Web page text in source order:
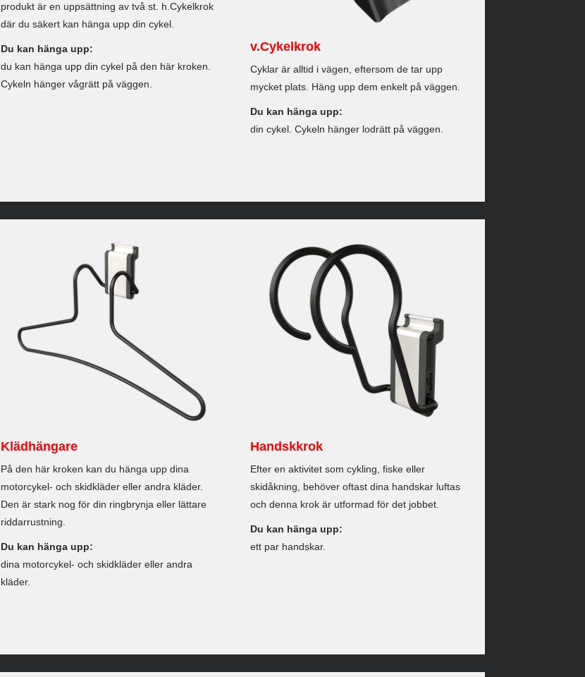
produkt är en uppsättning av två st. h.Cykelkrok
där du säkert kan hänga upp din cykel.
Du kan hänga upp:
du kan hänga upp din cykel på den här kroken.
Cykeln hänger vågrätt på väggen.
v.Cykelkrok
Cyklar är alltid i vägen, eftersom de tar upp
mycket plats. Häng upp dem enkelt på väggen.
Du kan hänga upp:
din cykel. Cykeln hänger lodrätt på väggen.
Klädhängare
På den här kroken kan du hänga upp dina
motorcykel- och skidkläder eller andra kläder.
Den är stark nog för din ringbrynja eller lättare
riddarrustning.
Du kan hänga upp:
dina motorcykel- och skidkläder eller andra
kläder.
Handskkrok
Efter en aktivitet som cykling, fiske eller
skidåkning, behöver oftast dina handskar luftas
och denna krok är utformad för det jobbet.
Du kan hänga upp:
ett par handskar.